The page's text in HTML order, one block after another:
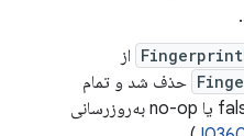
از
حذف شد و تمام
متدها برای برگرداندن مقدار false یا no-op به‌روزرسانی